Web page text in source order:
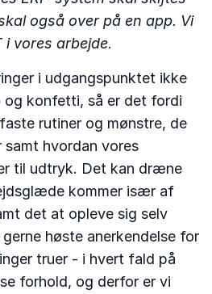
også over på en app. Vi
i vores arbejde.
i udgangspunktet ikke
og konfetti, så er det fordi
rutiner og mønstre, de
samt hvordan vores
til udtryk. Det kan dræne
kommer især af
det at opleve sig selv
høste anerkendelse for
truer - i hvert fald på
forhold, og derfor er vi